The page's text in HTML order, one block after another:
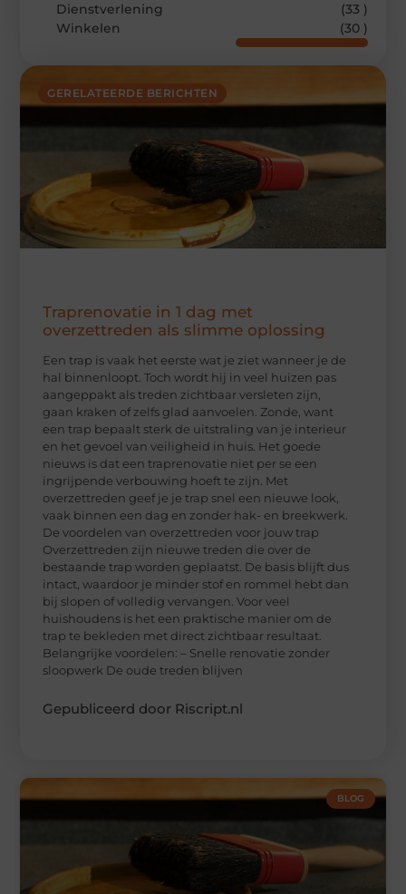
GERELATEERDE BERICHTEN
Traprenovatie in 1 dag met
overzettreden als slimme oplossing
Een trap is vaak het eerste wat je ziet wanneer je de
hal binnenloopt. Toch wordt hij in veel huizen pas
aangeppakt als treden zichtbaar versleten zijn,
gaan kraken of zelfs glad aanvoelen. Zonde, want
een trap bepaalt sterk de uitstraling van je interieur
en het gevoel van veiligheid in huis. Het goede
nieuws is dat een traprenovatie niet per se een
ingrijpende verbouwing hoeft te zijn. Met
overzettreden geef je je trap snel een nieuwe look,
vaak binnen een dag en zonder hak- en breekwerk.
De voordelen van overzettreden voor jouw trap
Overzettreden zijn nieuwe treden die over de
bestaande trap worden geplaatst. De basis blijft dus
intact, waardoor je minder stof en rommel hebt dan
bij slopen of volledig vervangen. Voor veel
huishoudens is het een praktische manier om de
trap te bekleden met direct zichtbaar resultaat.
Belangrijke voordelen: – Snelle renovatie zonder
sloopwerk De oude treden blijven
Gepubliceerd door Riscript.nl
Dienstverlening
(33 )
Winkelen
(30 )
BLOG